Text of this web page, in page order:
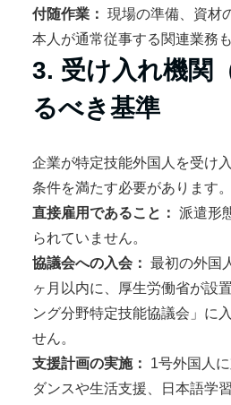
付随作業： 現場の準備、資材
本人が通常従事する関連業務
3. 受け入れ機関
るべき基準
企業が特定技能外国人を受け
条件を満たす必要があります。
直接雇用であること： 派遣形
られていません。
協議会への入会： 最初の外国
ヶ月以内に、厚生労働省が設
ング分野特定技能協議会」に
せん。
支援計画の実施：
1号外国人
ダンスや生活支援、日本語学